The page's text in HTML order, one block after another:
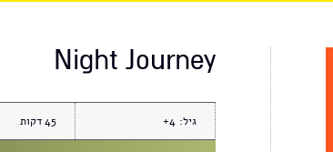
Night Journey
גיל: 4+
45